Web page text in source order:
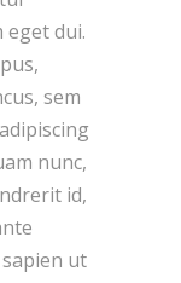
eget dui.
sem
nunc,
id,
ut